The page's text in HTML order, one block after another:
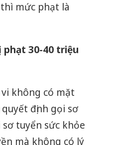
mức phạt là
phạt 30-40 triệu
không có mặt
định gọi sơ
tuyển sức khỏe
mà không có lý